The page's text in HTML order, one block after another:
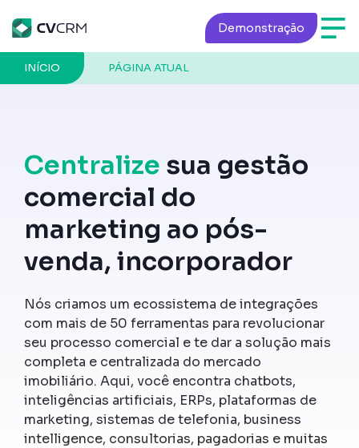
Demonstração
PÁGINA ATUAL
INÍCIO
Centralize sua gestão
comercial do
marketing ao pós-
venda, incorporador
Nós criamos um ecossistema de integrações
com mais de 50 ferramentas para revolucionar
seu processo comercial e te dar a solução mais
completa e centralizada do mercado
imobiliário. Aqui, você encontra chatbots,
inteligências artificiais, ERPs, plataformas de
marketing, sistemas de telefonia, business
intelligence, consultorias, pagadorias e muitas